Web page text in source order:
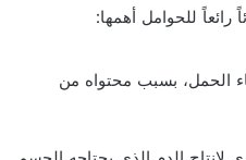
للحوامل أهمها:
الحمل، بسبب محتواه من